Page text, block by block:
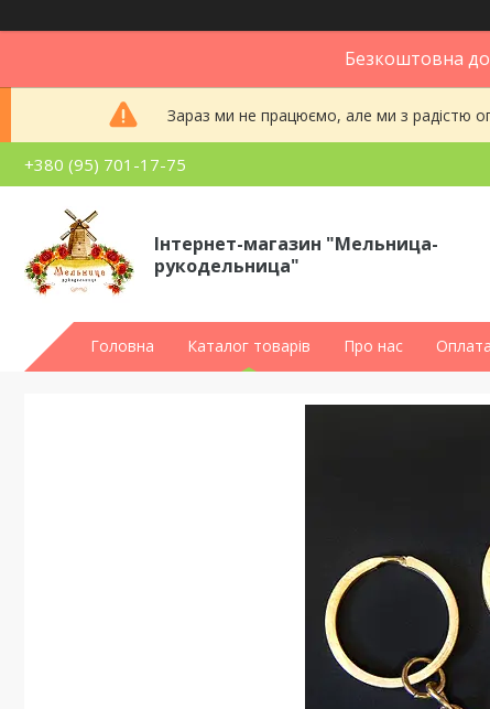
Безкоштовна
Зараз ми не працюємо, але ми з радістю
+380 (95) 701-17-75
Інтернет-магазин "Мельница-
рукодельница"
Головна Каталог товарів Про нас